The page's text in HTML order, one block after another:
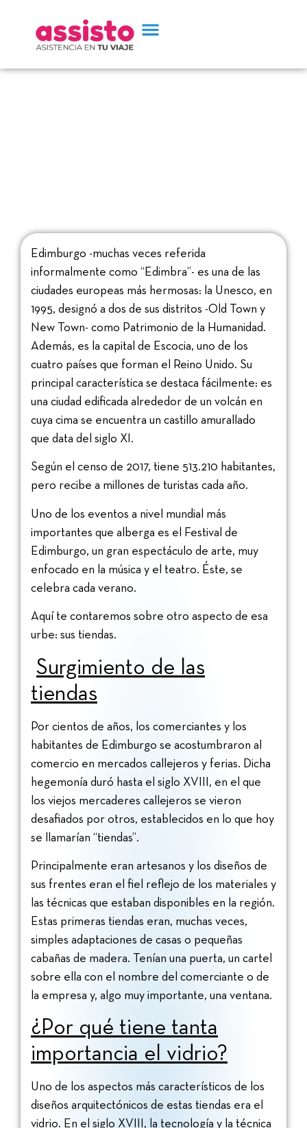
Edimburgo -muchas veces referida
informalmente como “Edimbra”- es una de las
ciudades europeas más hermosas: la Unesco, en
1995, designó a dos de sus distritos -Old Town y
New Town- como Patrimonio de la Humanidad.
Además, es la capital de Escocia, uno de los
cuatro países que forman el Reino Unido. Su
principal característica se destaca fácilmente: es
una ciudad edificada alrededor de un volcán en
cuya cima se encuentra un castillo amurallado
que data del siglo XI.
Según el censo de 2017, tiene 513.210 habitantes,
pero recibe a millones de turistas cada año.
Uno de los eventos a nivel mundial más
importantes que alberga es el Festival de
Edimburgo, un gran espectáculo de arte, muy
enfocado en la música y el teatro. Éste, se
celebra cada verano.
Aquí te contaremos sobre otro aspecto de esa
urbe: sus tiendas.
Surgimiento de las
tiendas
Por cientos de años, los comerciantes y los
habitantes de Edimburgo se acostumbraron al
comercio en mercados callejeros y ferias. Dicha
hegemonía duró hasta el siglo XVIII, en el que
los viejos mercaderes callejeros se vieron
desafiados por otros, establecidos en lo que hoy
se llamarían “tiendas”.
Principalmente eran artesanos y los diseños de
sus frentes eran el fiel reflejo de los materiales y
las técnicas que estaban disponibles en la región.
Estas primeras tiendas eran, muchas veces,
simples adaptaciones de casas o pequeñas
cabañas de madera. Tenían una puerta, un cartel
sobre ella con el nombre del comerciante o de
la empresa y, algo muy importante, una ventana.
¿Por qué tiene tanta
importancia el vidrio?
Uno de los aspectos más característicos de los
diseños arquitectónicos de estas tiendas era el
vidrio. En el siglo XVIII, la tecnología y la técnica